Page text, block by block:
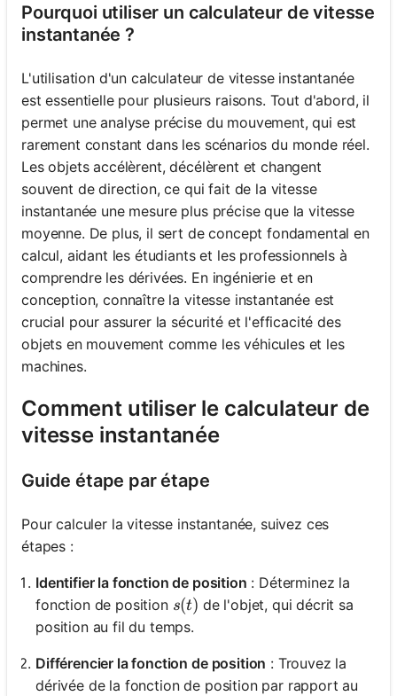
Pourquoi utiliser un calculateur de vitesse
instantanée ?
L'utilisation d'un calculateur de vitesse instantanée
est essentielle pour plusieurs raisons. Tout d'abord, il
permet une analyse précise du mouvement, qui est
rarement constant dans les scénarios du monde réel.
Les objets accélèrent, décélèrent et changent
souvent de direction, ce qui fait de la vitesse
instantanée une mesure plus précise que la vitesse
moyenne. De plus, il sert de concept fondamental en
calcul, aidant les étudiants et les professionnels à
comprendre les dérivées. En ingénierie et en
conception, connaître la vitesse instantanée est
crucial pour assurer la sécurité et l'efficacité des
objets en mouvement comme les véhicules et les
machines.
Comment utiliser le calculateur de
vitesse instantanée
Guide étape par étape
Pour calculer la vitesse instantanée, suivez ces
étapes :
Identifier la fonction de position : Déterminez la
fonction de position s(t)
s(t) de l'objet, qui décrit sa
position au fil du temps.
Différencier la fonction de position : Trouvez la
dérivée de la fonction de position par rapport au